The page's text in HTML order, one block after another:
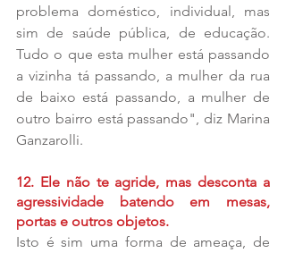
problema doméstico, individual, mas
sim de saúde pública, de educação.
Tudo o que esta mulher está passando
a vizinha tá passando, a mulher da rua
de baixo está passando, a mulher de
outro bairro está passando", diz Marina
Ganzarolli.
12. Ele não te agride, mas desconta a
agressividade batendo em mesas,
portas e outros objetos.
Isto é sim uma forma de ameaça, de